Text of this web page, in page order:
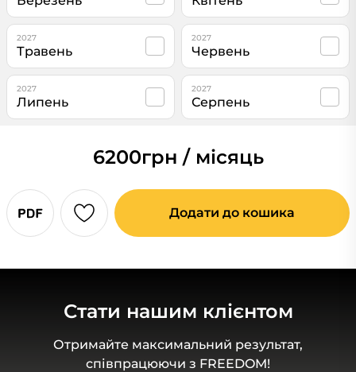
2027
Травень
2027
Червень
2027
Липень
2027
Серпень
6200грн / місяць
Додати до кошика
Стати нашим клієнтом
Отримайте максимальний результат,
співпрацюючи з FREEDOM!